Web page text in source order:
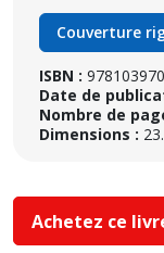
Couverture
ISBN :
Date de
Nombre de
Dimensions :
Achetez ce